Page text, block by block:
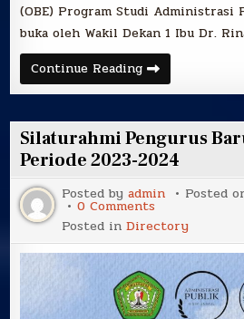
(OBE) Program Studi Administrasi
buka oleh Wakil Dekan 1 Ibu Dr.
Continue ReadingWorkshop
Evaluasi
Kurikulum
Outcome-
Based
Education
(OBE)
Program
Studi
Administrasi
Publik
Fakultas
Ilmu
Sosial
dan
Ilmu
Politik
Universitas
Mulawarman
Silaturahmi Pengurus
Periode 2023-2024
Posted byadmin Posted
0 Comments
Silaturahmi
Pengurus
Baru
Himanislik
Periode
2023-
2024
Posted inDirectory